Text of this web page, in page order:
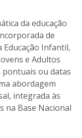
da educação
de
Infantil,
e Adultos
pontuais ou datas
abordagem
integrada às
na Base Nacional